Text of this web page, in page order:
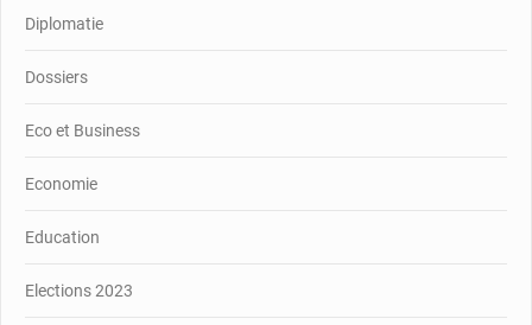
Diplomatie
Dossiers
Eco et Business
Economie
Education
Elections 2023